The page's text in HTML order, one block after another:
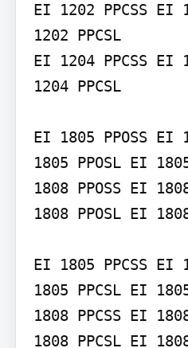
EI 1202 PPCSS EI
1202 PPCSL
EI 1204 PPCSS EI
1204 PPCSL
EI 1805 PPOSS EI
1805 PPOSL EI
1808 PPOSS EI
1808 PPOSL EI
EI 1805 PPCSS EI
1805 PPCSL EI
1808 PPCSS EI
1808 PPCSL EI